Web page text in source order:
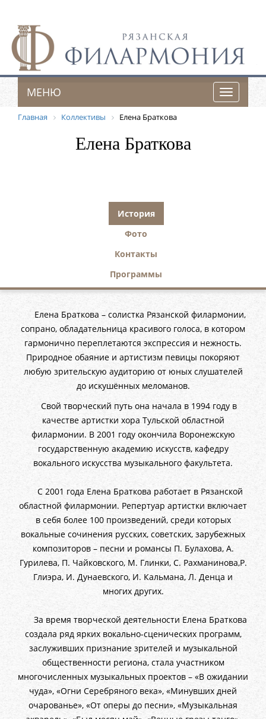
Toggle
МЕНЮ
Главная Коллективы Елена Браткова
Елена Браткова
История
Фото
Контакты
Программы
Елена Браткова – солистка Рязанской филармонии,
сопрано, обладательница красивого голоса, в котором
гармонично переплетаются экспрессия и нежность.
Природное обаяние и артистизм певицы покоряют
любую зрительскую аудиторию от юных слушателей
до искушённых меломанов.
Свой творческий путь она начала в 1994 году в
качестве артистки хора Тульской областной
филармонии. В 2001 году окончила Воронежскую
государственную академию искусств, кафедру
вокального искусства музыкального факультета.
С 2001 года Елена Браткова работает в Рязанской
областной филармонии. Репертуар артистки включает
в себя более 100 произведений, среди которых
вокальные сочинения русских, советских, зарубежных
композиторов – песни и романсы П. Булахова, А.
Гурилева, П. Чайковского, М. Глинки, С. Рахманинова,Р.
Глиэра, И. Дунаевского, И. Кальмана, Л. Денца и
многих других.
За время творческой деятельности Елена Браткова
создала ряд ярких вокально-сценических программ,
заслуживших признание зрителей и музыкальной
общественности региона, стала участником
многочисленных музыкальных проектов – «В ожидании
чуда», «Огни Серебряного века», «Минувших дней
очарованье», «От оперы до песни», «Музыкальная